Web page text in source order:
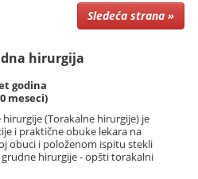
Sledeća strana »
hirurgija
godina
meseci)
(Torakalne hirurgije) je
i praktične obuke lekara na
obuci i položenom ispitu stekli
hirurgije - opšti torakalni